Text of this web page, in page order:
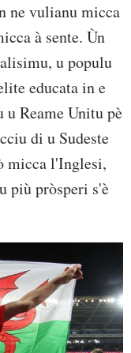
ne vulianu micca
à sente. Ùn
u populu
educata in e
Reame Unitu pè
di u Sudeste
micca l'Inglesi,
più pròsperi s'è